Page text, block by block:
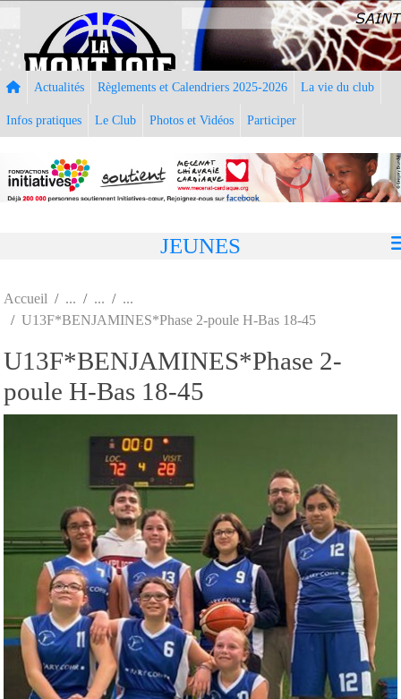
Actualités Règlements et Calendriers 2025-2026 La vie du club
Infos pratiques Le Club Photos et Vidéos Participer
JEUNES
Accueil
U13F*BENJAMINES*Phase 2-poule H-Bas 18-45
U13F*BENJAMINES*Phase 2-
poule H-Bas 18-45
Panneau de gestion des cookies